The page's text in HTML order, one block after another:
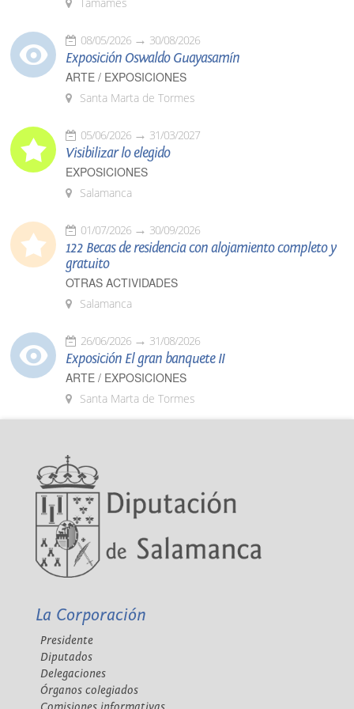
08/05/2026 30/08/2026
Exposición Oswaldo Guayasamín
ARTE / EXPOSICIONES
Santa Marta de Tormes
05/06/2026 31/03/2027
Visibilizar lo elegido
EXPOSICIONES
Salamanca
01/07/2026 30/09/2026
122 Becas de residencia con alojamiento completo y
gratuito
OTRAS ACTIVIDADES
Salamanca
26/06/2026 31/08/2026
Exposición El gran banquete II
ARTE / EXPOSICIONES
Santa Marta de Tormes
La Corporación
Presidente
Diputados
Delegaciones
Órganos colegiados